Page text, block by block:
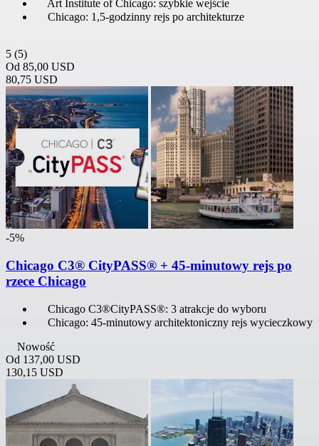
Art Institute of Chicago: szybkie wejście
Chicago: 1,5-godzinny rejs po architekturze
5 (5)
Od 85,00 USD
80,75 USD
-5%
Chicago C3® CityPASS® + 45-minutowy rejs po
rzece Chicago
Chicago C3®CityPASS®: 3 atrakcje do wyboru
Chicago: 45-minutowy architektoniczny rejs wycieczkowy
Nowość
Od 137,00 USD
130,15 USD